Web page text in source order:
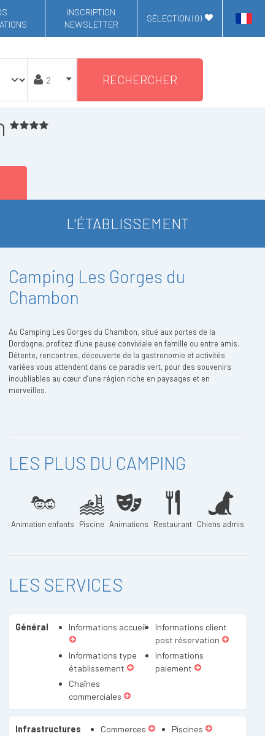
INSCRIPTION
NEWSLETTER
SÉLECTION (0)
RECHERCHER
L'ÉTABLISSEMENT
Camping Les Gorges du
Chambon
Au Camping Les Gorges du Chambon, situé aux portes de la
Dordogne, profitez d’une pause conviviale en famille ou entre amis.
Détente, rencontres, découverte de la gastronomie et activités
variées vous attendent dans ce paradis vert, pour des souvenirs
inoubliables au cœur d’une région riche en paysages et en
merveilles.
LES PLUS DU CAMPING
Animation enfants Piscine Animations Restaurant Chiens admis
LES SERVICES
Général Informations accueil
Informations client
post réservation
Informations type
établissement
Informations
paiement
Chaînes
commerciales
Infrastructures Commerces
Piscines